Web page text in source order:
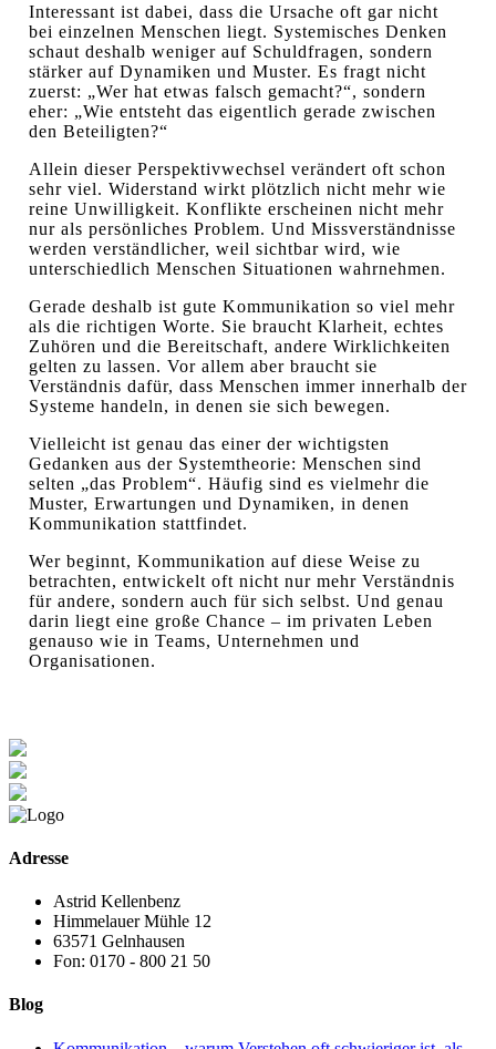
Interessant ist dabei, dass die Ursache oft gar nicht
bei einzelnen Menschen liegt. Systemisches Denken
schaut deshalb weniger auf Schuldfragen, sondern
stärker auf Dynamiken und Muster. Es fragt nicht
zuerst: „Wer hat etwas falsch gemacht?“, sondern
eher: „Wie entsteht das eigentlich gerade zwischen
den Beteiligten?“
Allein dieser Perspektivwechsel verändert oft schon
sehr viel. Widerstand wirkt plötzlich nicht mehr wie
reine Unwilligkeit. Konflikte erscheinen nicht mehr
nur als persönliches Problem. Und Missverständnisse
werden verständlicher, weil sichtbar wird, wie
unterschiedlich Menschen Situationen wahrnehmen.
Gerade deshalb ist gute Kommunikation so viel mehr
als die richtigen Worte. Sie braucht Klarheit, echtes
Zuhören und die Bereitschaft, andere Wirklichkeiten
gelten zu lassen. Vor allem aber braucht sie
Verständnis dafür, dass Menschen immer innerhalb der
Systeme handeln, in denen sie sich bewegen.
Vielleicht ist genau das einer der wichtigsten
Gedanken aus der Systemtheorie: Menschen sind
selten „das Problem“. Häufig sind es vielmehr die
Muster, Erwartungen und Dynamiken, in denen
Kommunikation stattfindet.
Wer beginnt, Kommunikation auf diese Weise zu
betrachten, entwickelt oft nicht nur mehr Verständnis
für andere, sondern auch für sich selbst. Und genau
darin liegt eine große Chance – im privaten Leben
genauso wie in Teams, Unternehmen und
Organisationen.
Adresse
Astrid Kellenbenz
Himmelauer Mühle 12
63571 Gelnhausen
Fon: 0170 - 800 21 50
Blog